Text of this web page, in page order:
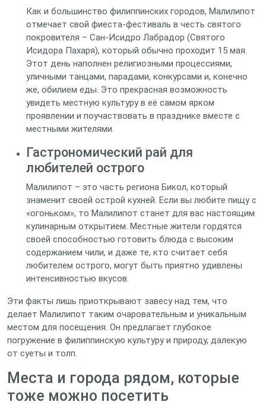
Как и большинство филиппинских городов, Малилипот
отмечает свой фиеста-фестиваль в честь святого
покровителя – Сан-Исидро Лабрадор (Святого
Исидора Пахаря), который обычно проходит 15 мая.
Этот день наполнен религиозными процессиями,
уличными танцами, парадами, конкурсами и, конечно
же, обилием еды. Это прекрасная возможность
увидеть местную культуру в её самом ярком
проявлении и поучаствовать в празднике вместе с
местными жителями.
Гастрономический рай для
любителей острого
Малилипот – это часть региона Бикол, который
знаменит своей острой кухней. Если вы любите пищу с
«огоньком», то Малилипот станет для вас настоящим
кулинарным открытием. Местные жители гордятся
своей способностью готовить блюда с высоким
содержанием чили, и даже те, кто считает себя
любителем острого, могут быть приятно удивлены
интенсивностью вкусов.
Эти факты лишь приоткрывают завесу над тем, что
делает Малилипот таким очаровательным и уникальным
местом для посещения. Он предлагает глубокое
погружение в филиппинскую культуру и природу, далекую
от суеты и толп.
Места и города рядом, которые
тоже можно посетить